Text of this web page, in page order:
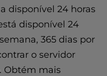
disponível 24 horas
disponível 24
365 dias por
o servidor
Obtém mais